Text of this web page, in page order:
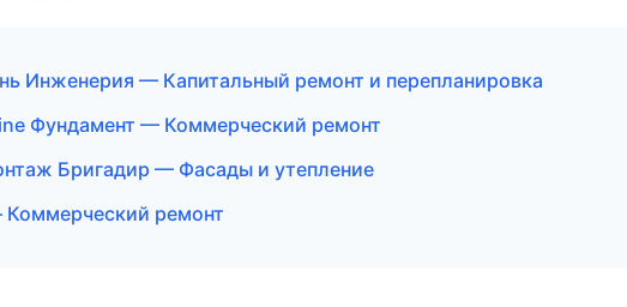
Инженерия — Капитальный ремонт и перепланировка
Фундамент — Коммерческий ремонт
Бригадир — Фасады и утепление
ремонт